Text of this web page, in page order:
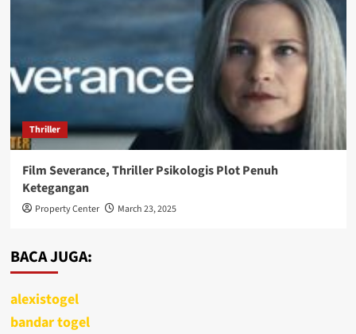
Thriller
Film Severance, Thriller Psikologis Plot Penuh
Ketegangan
Property Center March 23, 2025
BACA JUGA:
alexistogel
bandar togel